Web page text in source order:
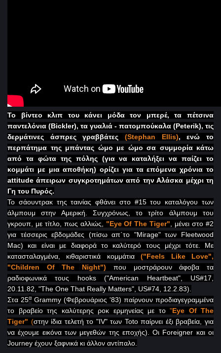
Το βίντεο κλιπ του κάνει μόδα τον μπερέ, τα πέτσινα
παντελόνια (Bickler), τα γυαλιά - πατομπούκαλα (Peterik), τις
δερμάτινες άσπρες γραββάτες (Stephan Ellis), ενώ το
περπάτημα της μπάντας ώμο με ώμο σα συμμορία κάτω
από τα φώτα της πόλης (για να καταλήξει να παίζει το
κομμάτι με μια αποθήκη) ορίζει για τα επόμενα χρόνια τo
attitude άπειρων συγκροτημάτων από την Αλάσκα μέχρι τη
Γη του Πυρός.
Το σάουντρακ της ταινίας φθάνει στο #15 του καταλόγου των
άλμπουμ στην Αμερική. Συγχρόνως, το τρίτο άλμπουμ του
γκρουπ, με τίτλο, πως αλλιώς, "Eye Of The Tiger", μένει στο #2
για τέσσερις εβδομάδες (πίσω απ΄το "Mirage" των Fleetwood
Mac) και είναι με διαφορά το καλύτερό τους μέχρι τότε. Mε
κατασταλαγμένα, κιθαριστικά κομμάτια
("Feels Like Love",
"Children Of The Night")
που μοστράρουν άφοβα
τα
ραδιοφωνικά
τους
hooks ("American Heartbeat", US#17,
20.11.82, "The One That Really Matters", US#74, 12.2.83).
Στα 25α Grammy (Φεβρουάριος '83) παίρνουν προδιαγεγραμμένα
το βραβείο της καλύτερης ροκ ερμηνείας με το "Eye Of The
Tiger" (στην ίδια τελετή το "IV" των Toto παίρνει έξι βραβεία, για
να έχουμε εικόνα των μεγεθών της εποχής). Οι Foreigner και οι
Journey έχουν ξαφνικά κι άλλον αντίπαλο.